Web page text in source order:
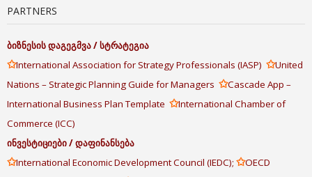
PARTNERS
ბიზნესისდაგეგმვა/სტრატეგია
✩International Association for Strategy Professionals (IASP) ✩United
Nations – Strategic Planning Guide for Managers ✩Cascade App –
International Business Plan Template ✩International Chamber of
Commerce (ICC)
ინვესტიციები/დაფინანსება
✩International Economic Development Council (IEDC); ✩OECD